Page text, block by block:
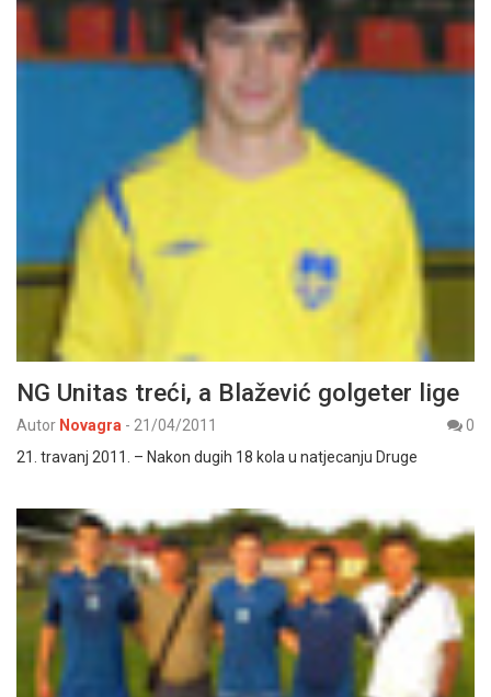
NG Unitas treći, a Blažević golgeter lige
Autor Novagra - 21/04/2011
0
21. travanj 2011. – Nakon dugih 18 kola u natjecanju Druge